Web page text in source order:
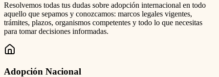
Resolvemos todas tus dudas sobre adopción internacional en todo
aquello que sepamos y conozcamos: marcos legales vigentes,
trámites, plazos, organismos competentes y todo lo que necesitas
para tomar decisiones informadas.
Adopción Nacional